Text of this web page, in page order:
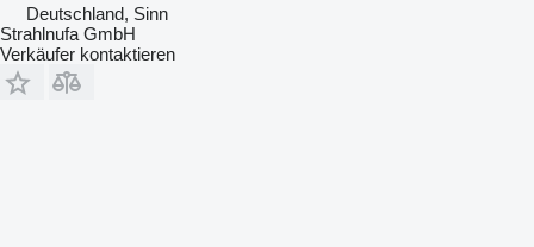
Deutschland, Sinn
Strahlnufa GmbH
Verkäufer kontaktieren